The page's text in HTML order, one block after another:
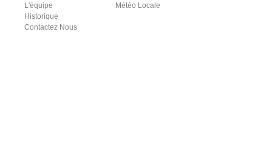
L'équipe
Historique
Contactez Nous
Météo Locale